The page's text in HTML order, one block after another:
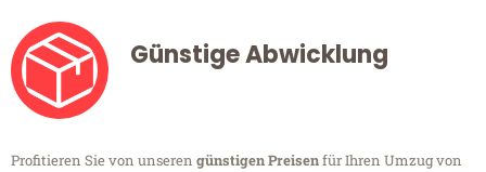
Günstige Abwicklung
Profitieren Sie von unseren günstigen Preisenfür Ihren Umzug von